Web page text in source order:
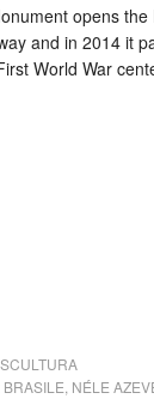
opens the
and in 2014 it
World War
SCULTURA
BRASILE NÉLE